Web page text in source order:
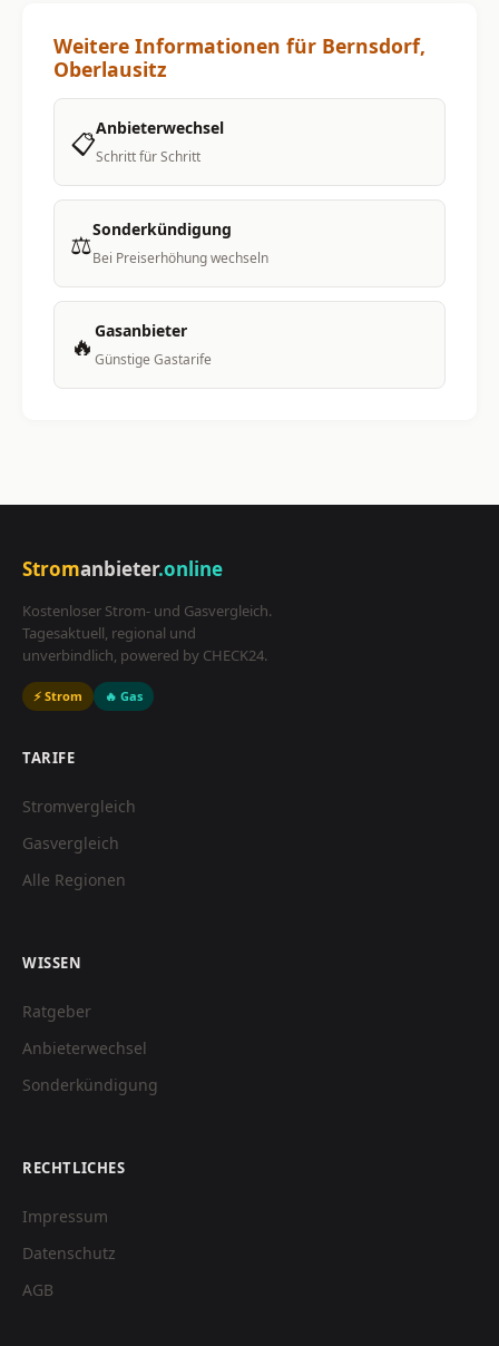
Weitere Informationen für Bernsdorf,
Oberlausitz
📋Anbieterwechsel
Schritt für Schritt
⚖️Sonderkündigung
Bei Preiserhöhung wechseln
🔥 Gasanbieter
Günstige Gastarife
Stromanbieter.online
Kostenloser Strom- und Gasvergleich.
Tagesaktuell, regional und
unverbindlich, powered by CHECK24.
⚡ Strom 🔥 Gas
TARIFE
Stromvergleich
Gasvergleich
Alle Regionen
WISSEN
Ratgeber
Anbieterwechsel
Sonderkündigung
RECHTLICHES
Impressum
Datenschutz
AGB